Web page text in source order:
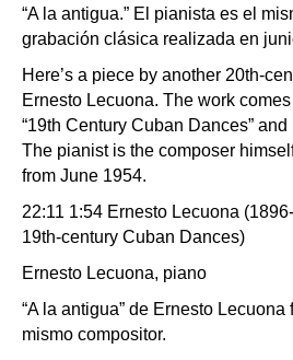
“A la antigua.” El pianista es el
grabación clásica realizada en
Here’s a piece by another 20th-
Ernesto Lecuona. The work
“19th Century Cuban Dances” and
The pianist is the composer
from June 1954.
22:11 1:54 Ernesto Lecuona
19th-century Cuban Dances)
Ernesto Lecuona, piano
“A la antigua” de Ernesto Lecuona
mismo compositor.